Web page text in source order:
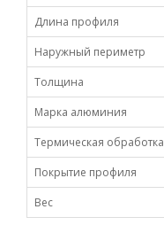
Длина профиля
Наружный периметр
Толщина
Марка алюминия
Термическая обработка
Покрытие профиля
Вес